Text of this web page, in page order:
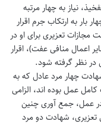
نیاز به چهار مرتبه
بار به ارتکاب جرم اقرار
تعزیری برای او در
اعمال منافی عفت)، اقرار
در نظر گرفته شود.
چهار مرد عادل که به
عمل بوده اند، الزامی
عمل، جمع آوری چنین
شهادت دو مرد